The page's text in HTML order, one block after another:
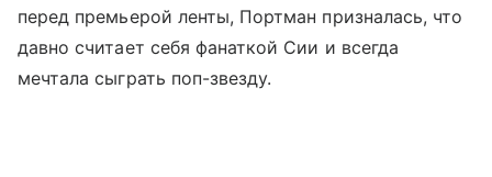
перед премьерой ленты, Портман призналась, что
давно считает себя фанаткой Сии и всегда
мечтала сыграть поп-звезду.